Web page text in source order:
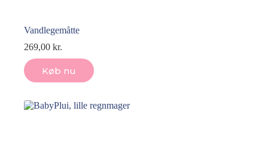
Vandlegemåtte
269,00 kr.
Køb nu